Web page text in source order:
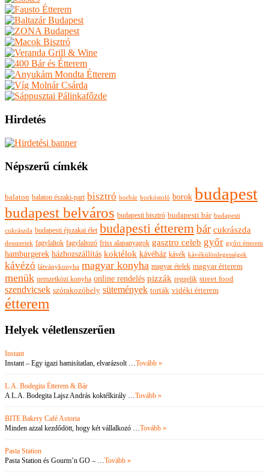
Hirdetés
Népszerű címkék
balaton balaton északi-part bisztró borbár borkóstoló borok budapest
budapest belváros budapesti bisztró budapesti bár budapesti
cukrászda budapesti éjszakai élet budapesti étterembár cukrászda
desszertek fagylaltok fagylaltozó friss alapanyagok gasztro celeb győr győri étterem
hamburgerek házhozszállítás koktélok kávéház kávék kávékülönlegességek
kávézó látványkonyha magyar konyha magyar ételek magyar étterem
menük nemzetközi konyha online rendelés pizzák reggelik street food
szendvicsek szórakozóhely sütemények torták vidéki étterem
étterem
Helyek véletlenszerűen
Instant
Instant – Egy igazi hamisítatlan, elvarázsolt … Tovább »
L.A. Bodegita Étterem & Bár
A L.A. Bodegita Lajsz András koktélkirály … Tovább »
BITE Bakery Café Astoria
Minden azzal kezdődött, hogy két vállalkozó … Tovább »
Pasta Station
Pasta Station és Gourm’n GO – … Tovább »